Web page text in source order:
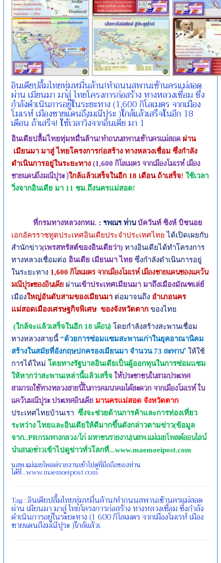
อินเดียปลื้มไทยทุ่มหมื่นล้าน!ทำถนนสพานเข้านครแม่สอด
ผ่าน เมียนมา มาสู่ ไทยโครงการก่อสร้าง ทางหลวงเชื่อม ซึ่ง
กำลังดำเนินการอยู่ในระยะทาง (1,600 กิโลเมตร จากเมือง
โมเรห์ เมืองชายแดนถึงมณีปุระ )ใกล้แล้วเสร็จในอีก 18
เดือน ถ้าเสร็จ! ใช้เวลาวิ่งจากอินเดีย มา 1
อินเดียปลื้มไทยทุ่มหมื่นล้าน!ทำถนนสพานเข้านครแม่สอด ผ่าน
เมียนมา มาสู่ ไทยโครงการก่อสร้าง ทางหลวงเชื่อม ซึ่งกำลัง
ดำเนินการอยู่ในระยะทาง(1,600 กิโลเมตร จากเมืองโมเรห์ เมือง
ชายแดนถึงมณีปุระ )ใกล้แล้วเสร็จในอีก 18 เดือนถ้าเสร็จ!ใช้เวลา
วิ่งจากอินเดีย มา 11 ชม.ถึงนครแม่สอด!
ที่กรมทางหลวงกทม. : ฯพณฯ ท่านบัควันท์ ซิงห์ บิชนอย
เอกอัครราชทูตประเทศอินเดียประจำประเทศไทยได้เปิดเผยกับ
สำนักข่าว(เพรสทรัสต์ของอินเดียว่า) ทางอินเดียได้ทำโครงการ
ทางหลวงเชื่อมต่ออินเดีย เมียนมา ไทย ซึ่งกำลังดำเนินการอยู่
ในระยะทาง 1,600 กิโลเมตร จากเมืองโมเรห์ เมืองชายแดนของแคว้น
มณีปุระของอินเดีย ผ่านเข้าประเทศเมียนมา มาถึงเมืองมัณฑเล่ย์
เมืองใหญ่อันดับสามของเมียนมา ต่อมาจนถึง อำเภอนคร
แม่สอดเมืองเศรษฐกิจพิเศษ ของจังหวัดตาก ของไทย
(ใกล้จะแล้วเสร็จในอีก 18 เดือน) โดยกำลังสร้างสะพานเชื่อม
ทางหลวงสายนี้“ด้วยการซ่อมแซมสะพานเก่าในยุคอาณานิคม
สร้างในสมัยที่อังกฤษปกครองเมียนมา จำนวน73 สะพาน”ให้ใช้
การได้ใหม่ โดยทางรัฐบาลอินเดียเป็นผู้ออกทุนในการซ่อมแซม
ให้หากว่าสะพานเหล่านี้แล้วเสร็จ ให้ประชาชนในสามประเทศ
สามารถใช้ทางหลวงสายนี้ในการคมนาคมได้สะดวก จากเมืองโมเรห์ ใน
แคว้นมณีปุระ ประเทศอินเดีย มานครแม่สอด จังหวัดตาก
ประเทศไทยบ้านเราซึ่งจะช่วยด้านการค้าและการท่องเที่ยว
ระหว่าง ไทยและอินเดียให้ดีมากขึ้นดังกล่าวตามข่าว(ข้อมูล
จาก..PRกรมทางกลวง/ไก่ มหาชนรายงาน)นสพ.แม่เมยโพสต์ออนไลน์
นำเสนอข่าวเข้าไปดูข่าวทั่วโลกที่...www.maemoeipost.com
นสพ.แม่เมยโพสต์รายงานเข้าไปดูที่มือถือของท่าน
ได้ที่...www.maemoeipost.com
Tag :อินเดียปลื้มไทยทุ่มหมื่นล้าน!ทำถนนสพานเข้านครแม่สอด
ผ่านเมียนมามาสู่ไทยโครงการก่อสร้างทางหลวงเชื่อมซึ่งกำลัง
ดำเนินการอยู่ในระยะทาง(1 600กิโลเมตรจากเมืองโมเรห์เมือง
ชายแดนถึงมณีปุระ )ใกล้แล้วเ